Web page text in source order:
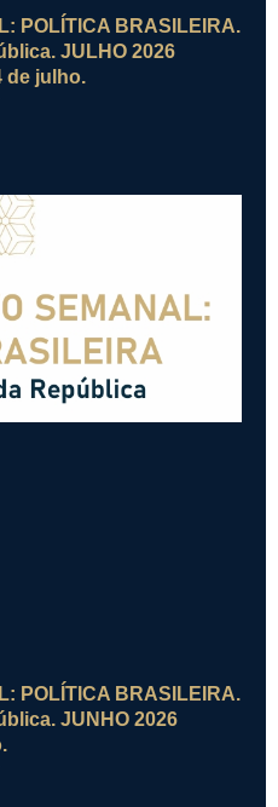
POLÍTICA BRASILEIRA.
JULHO 2026
de julho.
POLÍTICA BRASILEIRA.
JUNHO 2026